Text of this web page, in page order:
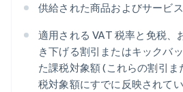
供給された商品およびサービ
適用される VAT 税率と免税、
き下げる割引またはキックバ
た課税対象額 (これらの割引
税対象額にすでに反映されて